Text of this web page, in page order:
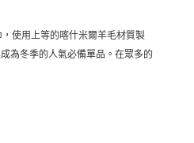
使用上等的喀什米爾羊毛材質製
為冬季的人氣必備單品。在眾多的